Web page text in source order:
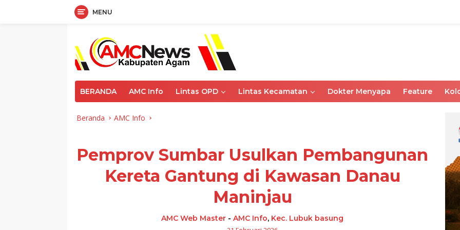
MENU
BERANDA AMC Info Lintas OPD Lintas Kecamatan Dokter Menyapa Feature
Beranda AMC Info
Pemprov Sumbar Usulkan Pembangunan
Kereta Gantung di Kawasan Danau
Maninjau
AMC Web Master -AMC Info, Kec. Lubuk basung